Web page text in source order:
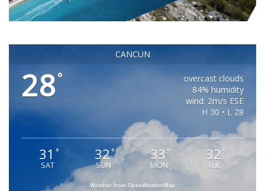
CANCUN
28°
overcast clouds
84% humidity
wind: 2m/s ESE
H 30 • L 28
31 °
SAT
32°
SUN
33 °
MON
32 °
TUE
Weather from OpenWeatherMap